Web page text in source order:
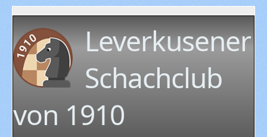
Leverkusener
Schachclub
von 1910